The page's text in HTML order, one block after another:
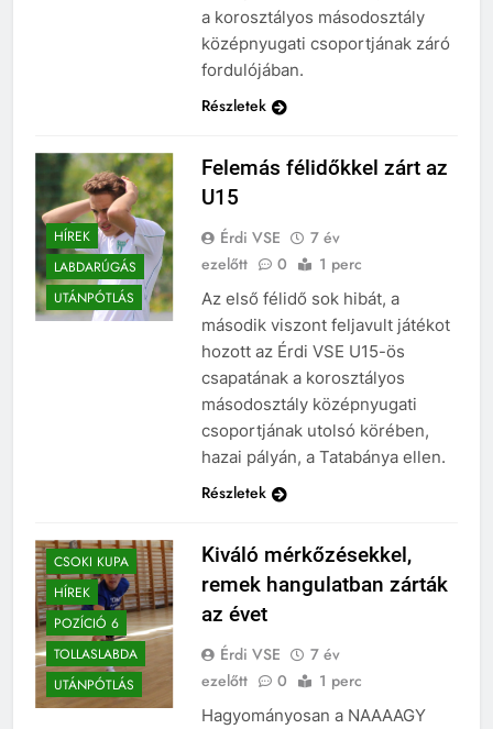
a korosztályos másodosztály
középnyugati csoportjának záró
fordulójában.
Részletek
HÍREK
LABDARÚGÁS
UTÁNPÓTLÁS
Felemás félidőkkel zárt az
U15
Érdi VSE
7 év
ezelőtt
0 1 perc
Az első félidő sok hibát, a
második viszont feljavult játékot
hozott az Érdi VSE U15-ös
csapatának a korosztályos
másodosztály középnyugati
csoportjának utolsó körében,
hazai pályán, a Tatabánya ellen.
Részletek
CSOKI KUPA
HÍREK
POZÍCIÓ 6
TOLLASLABDA
UTÁNPÓTLÁS
Kiváló mérkőzésekkel,
remek hangulatban zárták
az évet
Érdi VSE
7 év
ezelőtt
0 1 perc
Hagyományosan a NAAAAGY